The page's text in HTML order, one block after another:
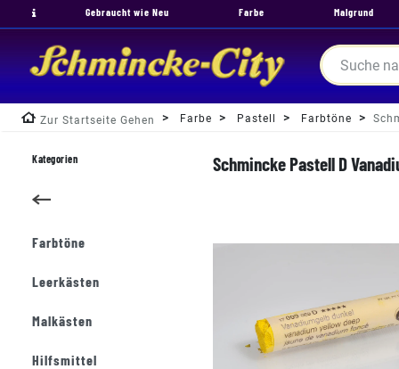
Gebraucht wie Neu Farbe Malgrund
Zur Startseite Gehen Farbe Pastell Farbtöne
Schmincke Pastell D
Kategorien
Farbtöne
Leerkästen
Malkästen
Hilfsmittel